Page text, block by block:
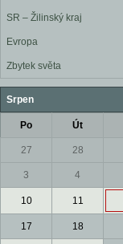
SR – Žilinský kraj
Evropa
Zbytek světa
Srpen
Po Út
27 28
3 4
10 11
17 18